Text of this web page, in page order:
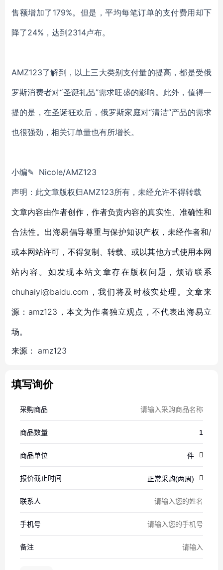
售额增加了179%。但是，平均每笔订单的支付费用却下
降了24%，达到2314卢布。
AMZ123了解到，以上三大类别支付量的提高，都是受俄
罗斯消费者对“圣诞礼品”需求旺盛的影响。此外，值得一
提的是，在圣诞狂欢后，俄罗斯家庭对“清洁”产品的需求
也很强劲，相关订单量也有所增长。
小编✎ Nicole/AMZ123
声明：此文章版权归AMZ123所有，未经允许不得转载
文章内容由作者创作，作者负责内容的真实性、准确性和
合法性。出海易倡导尊重与保护知识产权，未经作者和/
或本网站许可，不得复制、转载、或以其他方式使用本网
站内容。如发现本站文章存在版权问题，烦请联系
chuhaiyi@baidu.com，我们将及时核实处理。文章来
源：amz123，本文为作者独立观点，不代表出海易立
场。
来源： amz123
填写询价